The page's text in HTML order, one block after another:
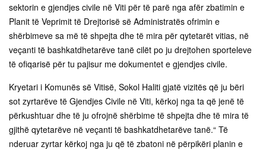
sektorin e gjendjes civile në Viti për të parë nga afër zbatimin e
Planit të Veprimit të Drejtorisë së Administratës ofrimin e
shërbimeve sa më të shpejta dhe të mira për qytetarët vitias, në
veçanti të bashkatdhetarëve tanë cilët po ju drejtohen sporteleve
të ofiqarisë për tu pajisur me dokumentet e gjendjes civile.
Kryetari i Komunës së Vitisë, Sokol Haliti gjatë vizitës që ju bëri
sot zyrtarëve të Gjendjes Civile në Viti, kërkoj nga ta që jenë të
përkushtuar dhe të ju ofrojnë shërbime të shpejta dhe të mira të
gjithë qytetarëve në veçanti të bashkatdhetarëve tanë.“ Të
nderuar zyrtar kërkoj nga ju që të zbatoni në përpikëri planin e